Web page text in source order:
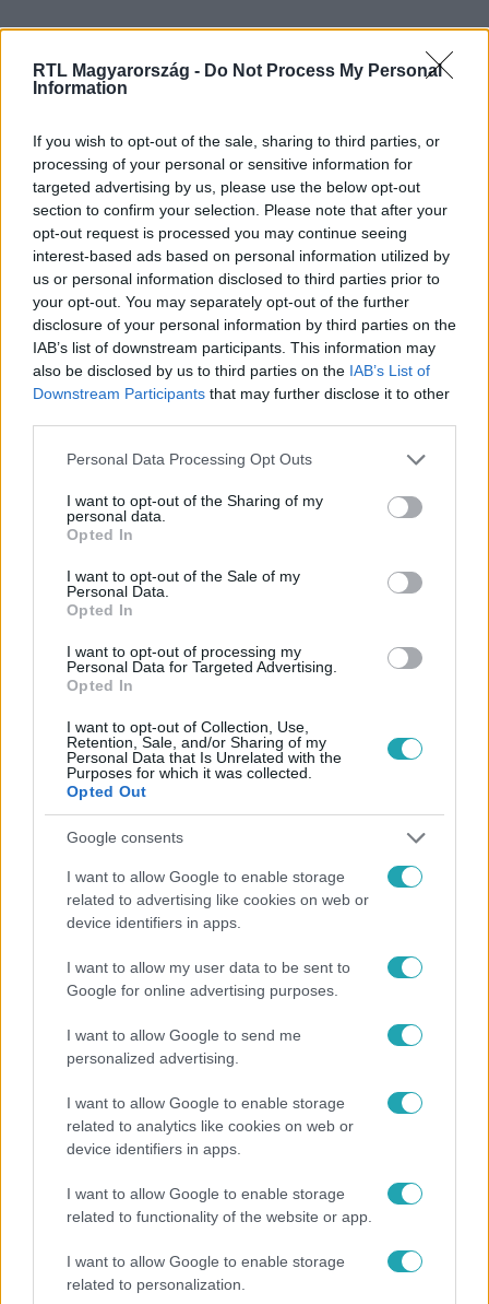
RTL Magyarország - Do Not Process My Personal
Information
If you wish to opt-out of the sale, sharing to third parties, or
processing of your personal or sensitive information for
targeted advertising by us, please use the below opt-out
section to confirm your selection. Please note that after your
opt-out request is processed you may continue seeing
interest-based ads based on personal information utilized by
us or personal information disclosed to third parties prior to
your opt-out. You may separately opt-out of the further
disclosure of your personal information by third parties on the
IAB’s list of downstream participants. This information may
also be disclosed by us to third parties on the IAB’s List of
Downstream Participants that may further disclose it to other
Please note that this website/app uses one or more Google
not limited to your visit or usage behaviour. You may click to
grant or deny consent to Google and its third-party tags to
use your data for below specified purposes in below Google
consent section.
Personal Data Processing Opt Outs
I want to opt-out of the Sharing of my
personal data.
Opted In
I want to opt-out of the Sale of my
Personal Data.
Opted In
I want to opt-out of processing my
Personal Data for Targeted Advertising.
Opted In
I want to opt-out of Collection, Use,
Retention, Sale, and/or Sharing of my
Personal Data that Is Unrelated with the
Purposes for which it was collected.
Opted Out
Google consents
I want to allow Google to enable storage
related to advertising like cookies on web or
device identifiers in apps.
I want to allow my user data to be sent to
Google for online advertising purposes.
I want to allow Google to send me
personalized advertising.
I want to allow Google to enable storage
related to analytics like cookies on web or
device identifiers in apps.
I want to allow Google to enable storage
related to functionality of the website or app.
I want to allow Google to enable storage
related to personalization.
Kövess minket, és értesülj a friss hírekről a
Facebookon is!
Népszerű
Bódi Guszti és Margó büszkén jelentették be:
megvan a család első diplomása